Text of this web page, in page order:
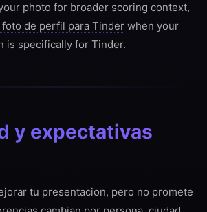
photo for broader scoring context,
foto de perfil para Tinder when your
is specifically for Tinder.
y expectativas
tu presentacion, pero no promete